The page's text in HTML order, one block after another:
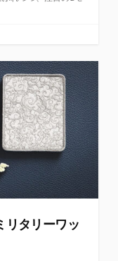
リタリーワッ